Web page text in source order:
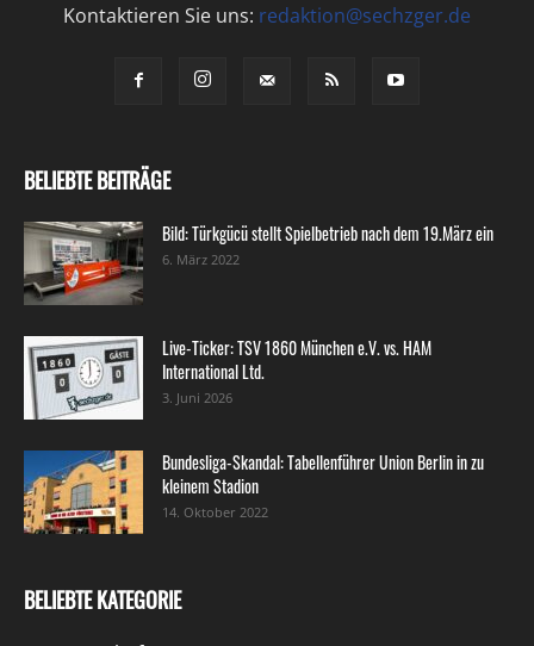
Kontaktieren Sie uns: redaktion@sechzger.de
BELIEBTE BEITRÄGE
Bild: Türkgücü stellt Spielbetrieb nach dem 19.März ein
6. März 2022
Live-Ticker: TSV 1860 München e.V. vs. HAM
International Ltd.
3. Juni 2026
Bundesliga-Skandal: Tabellenführer Union Berlin in zu
kleinem Stadion
14. Oktober 2022
BELIEBTE KATEGORIE